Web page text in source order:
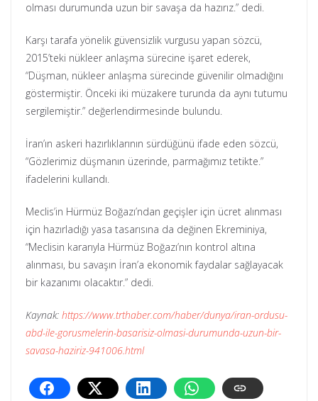
olması durumunda uzun bir savaşa da hazırız.” dedi.
Karşı tarafa yönelik güvensizlik vurgusu yapan sözcü,
2015’teki nükleer anlaşma sürecine işaret ederek,
“Düşman, nükleer anlaşma sürecinde güvenilir olmadığını
göstermiştir. Önceki iki müzakere turunda da aynı tutumu
sergilemiştir.” değerlendirmesinde bulundu.
İran’ın askeri hazırlıklarının sürdüğünü ifade eden sözcü,
“Gözlerimiz düşmanın üzerinde, parmağımız tetikte.”
ifadelerini kullandı.
Meclis’in Hürmüz Boğazı’ndan geçişler için ücret alınması
için hazırladığı yasa tasarısına da değinen Ekreminiya,
“Meclisin kararıyla Hürmüz Boğazı’nın kontrol altına
alınması, bu savaşın İran’a ekonomik faydalar sağlayacak
bir kazanımı olacaktır.” dedi.
Kaynak: https://www.trthaber.com/haber/dunya/iran-ordusu-
abd-ile-gorusmelerin-basarisiz-olmasi-durumunda-uzun-bir-
savasa-haziriz-941006.html